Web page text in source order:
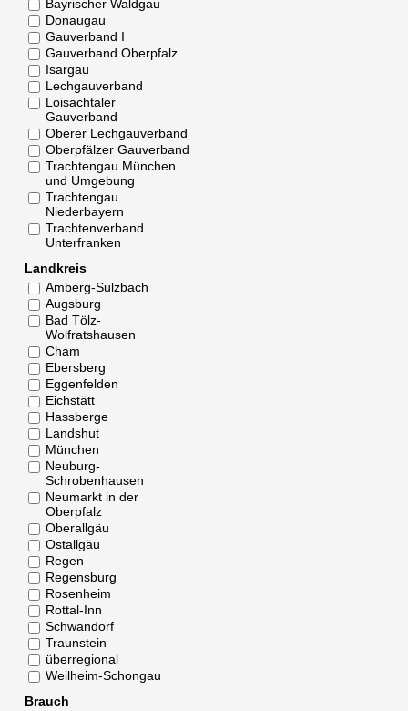
Bayrischer Waldgau
Donaugau
Gauverband I
Gauverband Oberpfalz
Isargau
Lechgauverband
Loisachtaler
Gauverband
Oberer Lechgauverband
Oberpfälzer Gauverband
Trachtengau München
und Umgebung
Trachtengau
Niederbayern
Trachtenverband
Unterfranken
Landkreis
Amberg-Sulzbach
Augsburg
Bad Tölz-
Wolfratshausen
Cham
Ebersberg
Eggenfelden
Eichstätt
Hassberge
Landshut
München
Neuburg-
Schrobenhausen
Neumarkt in der
Oberpfalz
Oberallgäu
Ostallgäu
Regen
Regensburg
Rosenheim
Rottal-Inn
Schwandorf
Traunstein
überregional
Weilheim-Schongau
Brauch